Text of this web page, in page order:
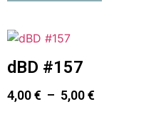
dBD #157
4,00€ – 5,00€